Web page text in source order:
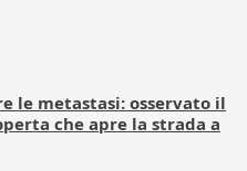
le metastasi: osservato il
che apre la strada a